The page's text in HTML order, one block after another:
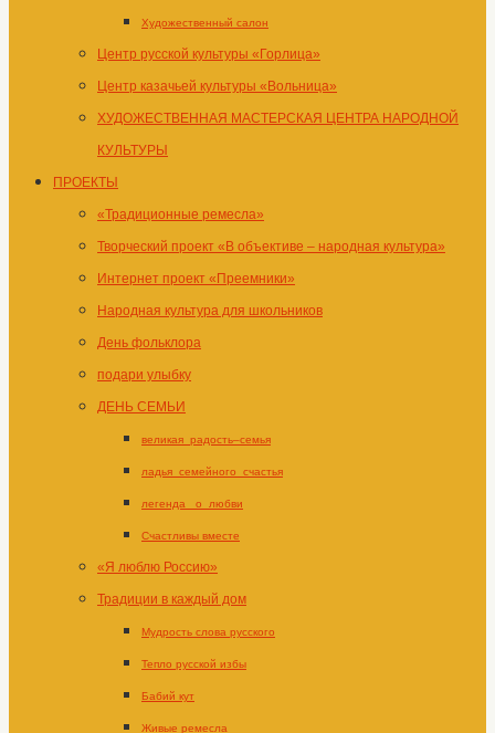
Художественный салон
Центр русской культуры «Горлица»
Центр казачьей культуры «Вольница»
ХУДОЖЕСТВЕННАЯ МАСТЕРСКАЯ ЦЕНТРА НАРОДНОЙ
КУЛЬТУРЫ
ПРОЕКТЫ
«Традиционные ремесла»
Творческий проект «В объективе – народная культура»
Интернет проект «Преемники»
Народная культура для школьников
День фольклора
подари улыбку
ДЕНЬ СЕМЬИ
великая_радость–семья
ладья_семейного_счастья
легенда _о_любви
Счастливы вместе
«Я люблю Россию»
Традиции в каждый дом
Мудрость слова русского
Тепло русской избы
Бабий кут
Живые ремесла